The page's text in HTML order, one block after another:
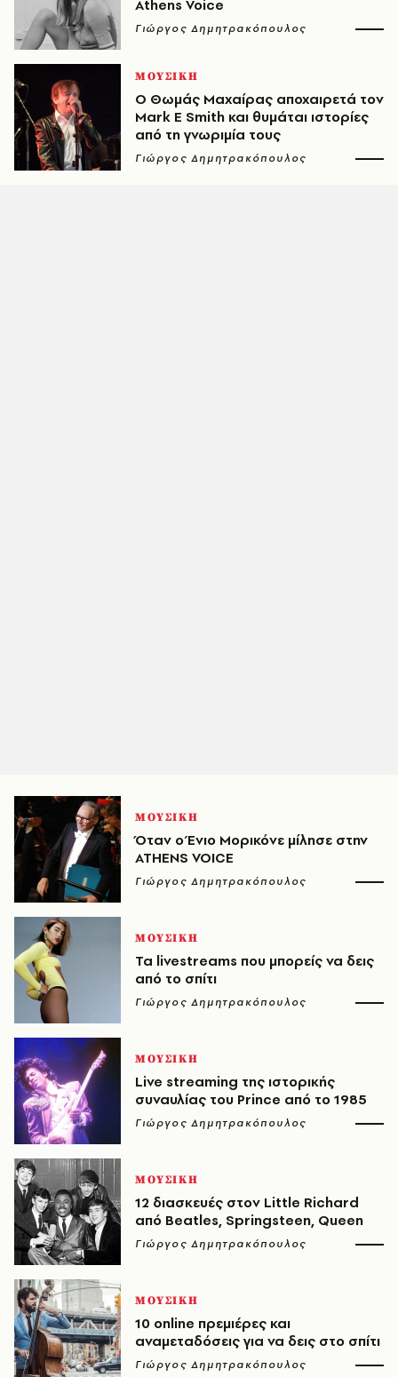
Athens Voice
Γιώργος Δημητρακόπουλος
ΜΟΥΣΙΚΗ
O Θωμάς Μαχαίρας αποχαιρετά τον
Mark E Smith και θυμάται ιστορίες
από τη γνωριμία τους
Γιώργος Δημητρακόπουλος
ΜΟΥΣΙΚΗ
Όταν ο Ένιο Μορικόνε μίλησε στην
ATHENS VOICE
Γιώργος Δημητρακόπουλος
ΜΟΥΣΙΚΗ
Τα livestreams που μπορείς να δεις
από το σπίτι
Γιώργος Δημητρακόπουλος
ΜΟΥΣΙΚΗ
Live streaming της ιστορικής
συναυλίας του Prince από το 1985
Γιώργος Δημητρακόπουλος
ΜΟΥΣΙΚΗ
12 διασκευές στον Little Richard
από Beatles, Springsteen, Queen
Γιώργος Δημητρακόπουλος
ΜΟΥΣΙΚΗ
10 οnline πρεμιέρες και
αναμεταδόσεις για να δεις στο σπίτι
Γιώργος Δημητρακόπουλος